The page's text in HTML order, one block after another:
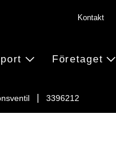
3396212
Företaget
Kontakt